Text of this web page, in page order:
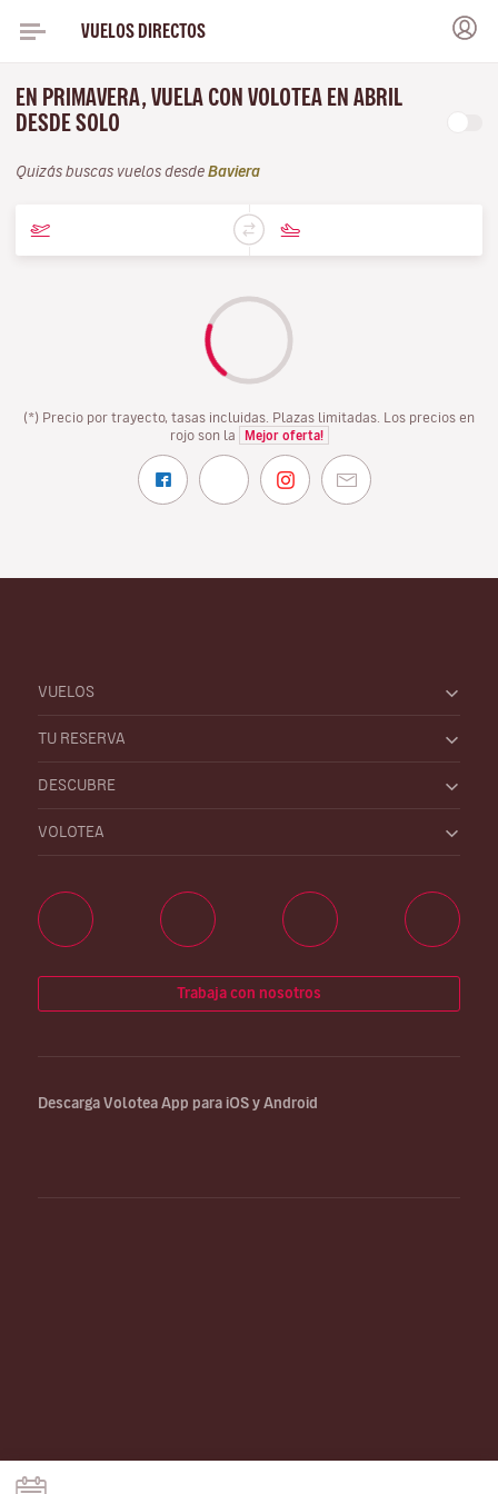
VUELOS DIRECTOS
EN PRIMAVERA, VUELA CON VOLOTEA EN ABRIL
DESDE SOLO
Quizás buscas vuelos desde Baviera
(*) Precio por trayecto, tasas incluidas. Plazas limitadas. Los precios en
rojo son la
Mejor oferta!
VUELOS
TU RESERVA
DESCUBRE
VOLOTEA
Trabaja con nosotros
Descarga Volotea App para iOS y Android